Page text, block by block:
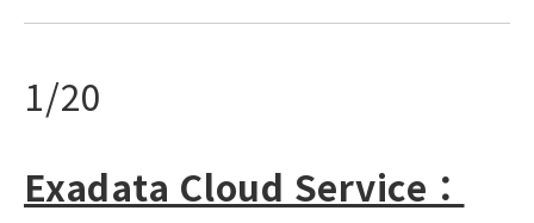
1/20
Exadata Cloud Service：